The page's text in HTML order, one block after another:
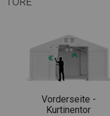
Vorderseite -
Kurtinentor